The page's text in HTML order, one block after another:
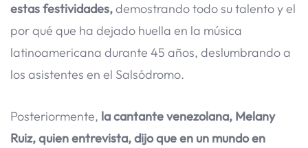
estas festividades,demostrando todo su talento y el
por qué que ha dejado huella en la música
latinoamericana durante 45 años, deslumbrando a
los asistentes en el Salsódromo.
Posteriormente, la cantante venezolana, Melany
Ruiz, quien entrevista, dijo que en un mundo en